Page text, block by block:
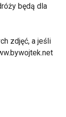
będą dla
zdjęć, a jeśli